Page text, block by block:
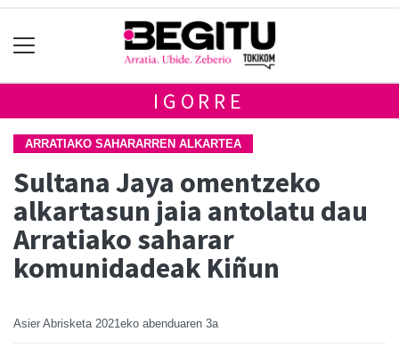
IGORRE
ARRATIAKO SAHARARREN ALKARTEA
Sultana Jaya omentzeko
alkartasun jaia antolatu dau
Arratiako saharar
komunidadeak Kiñun
Asier Abrisketa 2021eko abenduaren 3a